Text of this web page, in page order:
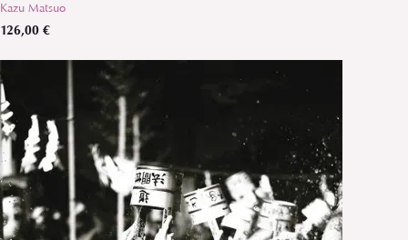
Kazu Matsuo
126,00 €